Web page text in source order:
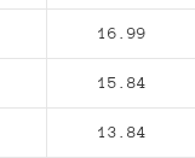
16.99
15.84
13.84